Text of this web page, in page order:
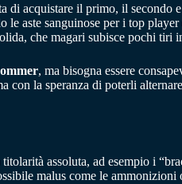
di acquistare il primo, il secondo
le aste sanguinose per i top
che magari subisce pochi tiri
, ma bisogna essere
la speranza di poterli
assoluta, ad esempio i
malus come le ammonizioni